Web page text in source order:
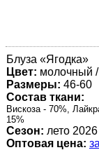
Блуза «Ягодка»
Цвет: молочный
Размеры: 46-60
Состав ткани:
Вискоза - 70%,
15%
Сезон: лето 2026
Оптовая цена: